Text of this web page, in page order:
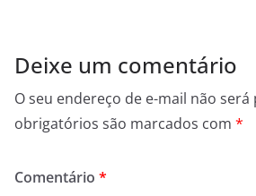
Deixe um comentário
O seu endereço de e-mail não será
obrigatórios são marcados com *
Comentário *